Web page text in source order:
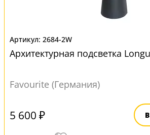
2684-2W
Архитектурная подсветка
Favourite (Германия)
5 600 ₽